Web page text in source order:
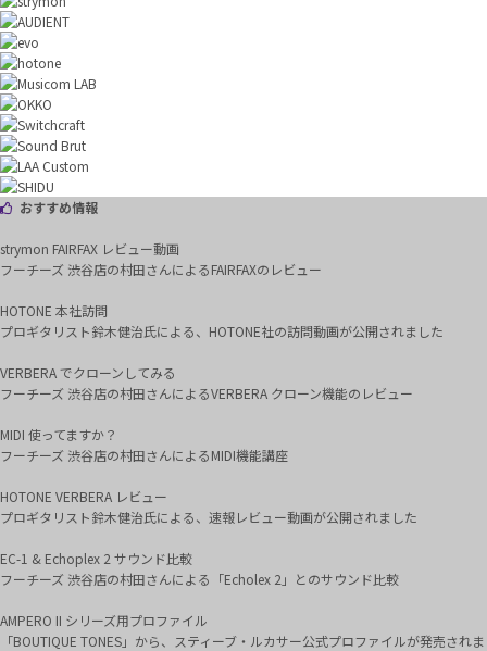
おすすめ情報
strymon FAIRFAX レビュー動画
フーチーズ 渋谷店の村田さんによるFAIRFAXのレビュー
HOTONE 本社訪問
プロギタリスト鈴木健治氏による、HOTONE社の訪問動画が公開されました
VERBERA でクローンしてみる
フーチーズ 渋谷店の村田さんによるVERBERA クローン機能のレビュー
MIDI 使ってますか？
フーチーズ 渋谷店の村田さんによるMIDI機能講座
HOTONE VERBERA レビュー
プロギタリスト鈴木健治氏による、速報レビュー動画が公開されました
EC-1 & Echoplex 2 サウンド比較
フーチーズ 渋谷店の村田さんによる「Echolex 2」とのサウンド比較
AMPERO II シリーズ用プロファイル
「BOUTIQUE TONES」から、スティーブ・ルカサー公式プロファイルが発売されま